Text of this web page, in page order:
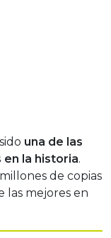
una de las
la historia.
de copias
las mejores en